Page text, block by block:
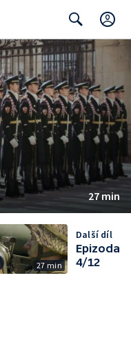
Search
27 min
27 min
Další díl
Epizoda
4/12